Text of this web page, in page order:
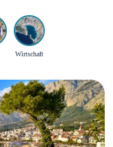
Wirtschaft